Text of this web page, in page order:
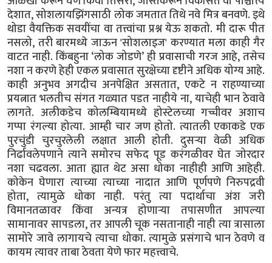
देशात, सोशलायझिंगसाठी लोक जमतात तिथे नवे मित्र बनवणे. इथे
थोडा वैयक्तिक सवयींचा वा तत्त्वांचा प्रश्न येऊ शकतो. मी दारू पीत
नसलो, तरी बारमध्ये जाऊन 'सोशलाइज' करण्यात मला काही गैर
वाटत नाही. किंबहुना ‘लोक जोडणे’ ही प्रवासाची गरज आहे, तसेच
नशा न करणे हेही एकल प्रवासात सुरक्षेच्या दृष्टीने अधिक योग्य आहे.
काही अनुभव अगदीच अनपेक्षित असतात, एकटे न राहण्याच्या
प्रयत्नात भलतीच संगत गळ्यात पडत नाहीये ना, याचेही भान ठेवावे
लागते. अलीकडेच कोलम्बियामध्ये होस्टेलच्या गच्चीवर अशाच
गप्पा रंगल्या होत्या. आम्ही चार जण होतो. त्यातली एकाकडे एक
पुरचुंडी चुरचुरलेली लक्षात आली होती. दुसऱ्या वेळी अधिक
निर्ढावलेपणाने त्याने समोरच सफेद पूड करंगळीवर घेत जोरदार
नशा चढवला. आता ह्यात थेट असा धोका नाहीही आणि आहेही.
कोकेन घेणारा त्याच्या त्याच्या नादात आणि पूर्णपणे निरुपद्रवी
होता, त्यामुळे धोका नाही. परंतु त्या पदार्थाचा अंश जरी
विमानतळावर किंवा अन्यत्र होणाऱ्या तपासणीत आपल्या
सामानावर सापडला, तर आपली चूक नसतानाही नाही त्या त्रासाला
सामोरे जावे लागायचे त्याचा धोका. त्यामुळे प्रसंगाचे भान ठेवणे व
कायम त्यावर ताबा ठेवता येणे फार महत्त्वाचे.